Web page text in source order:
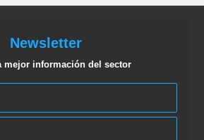
Newsletter
mejor información del sector